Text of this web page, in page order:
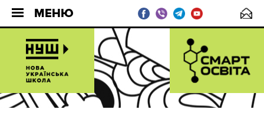
МЕНЮ